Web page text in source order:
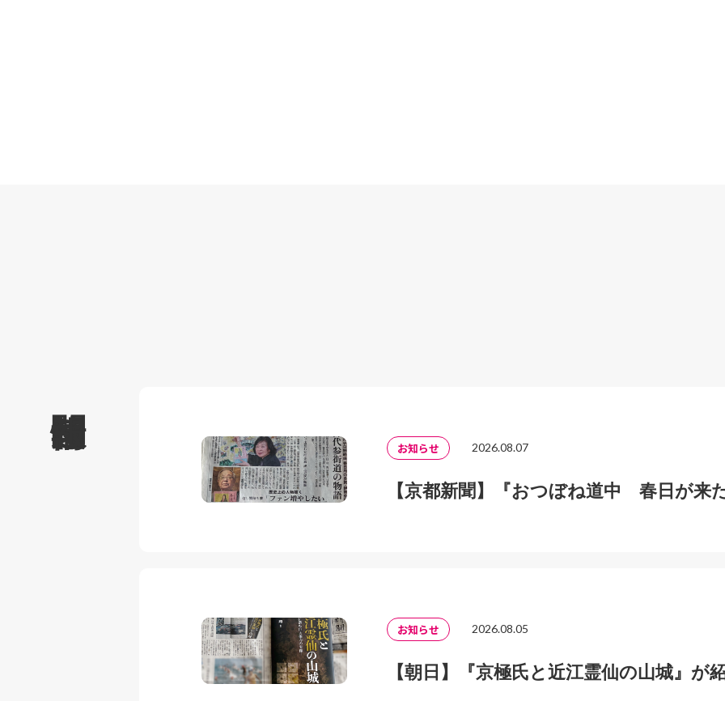
お知らせ 2026.08.07
【京都新聞】『おつぼね道中 春日が来
お知らせ 2026.08.05
【朝日】『京極氏と近江霊仙の山城』が